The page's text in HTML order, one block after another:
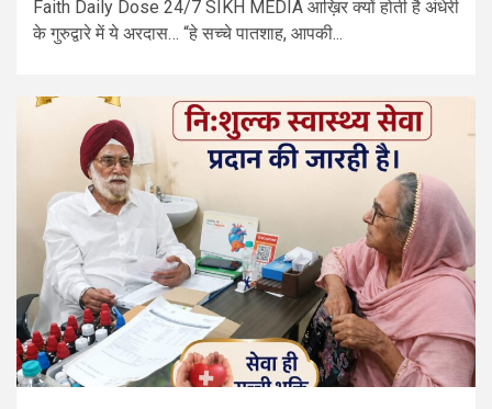
Faith Daily Dose 24/7 SIKH MEDIA आख़िर क्यों होती है अंधेरी
के गुरुद्वारे में ये अरदास… “हे सच्चे पातशाह, आपकी...